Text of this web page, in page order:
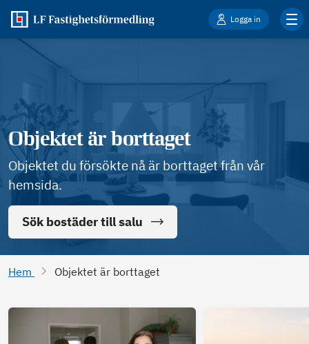
Logga in
Objektet är borttaget
Objektet du försökte nå är borttaget från vår
hemsida.
Sök bostäder till salu
Hem Objektet är borttaget